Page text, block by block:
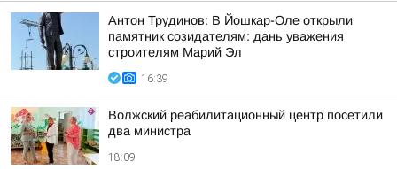
Антон Трудинов: В Йошкар-Оле открыли
памятник созидателям: дань уважения
строителям Марий Эл
16:39
Волжский реабилитационный центр посетили
два министра
18:09